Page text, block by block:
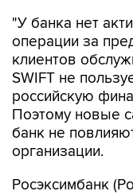
"У банка нет
операции за
клиентов
SWIFT не
российскую
Поэтому новые
банк не
организации.
Росэксимбанк